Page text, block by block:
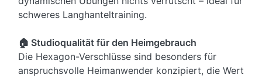
schweres Langhanteltraining.
🏠 Studioqualität für den Heimgebrauch
Die Hexagon-Verschlüsse sind besonders für
anspruchsvolle Heimanwender konzipiert, die Wert